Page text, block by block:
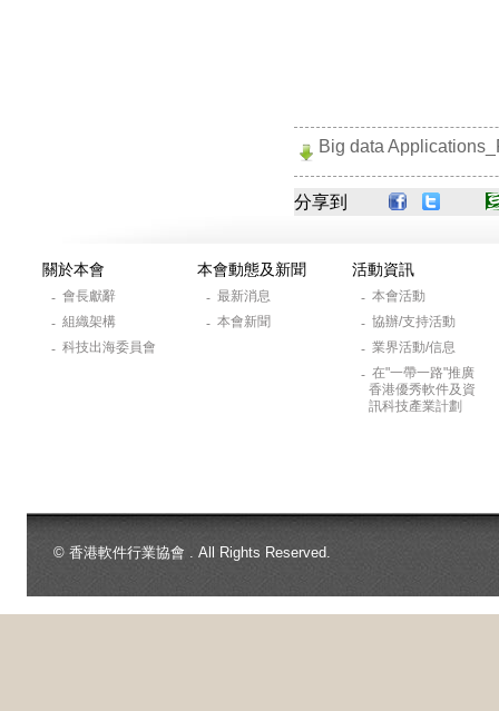
Big data
分享到
關於本會
- 會長獻辭
- 組織架構
- 科技出海委員會
本會動態及新聞
- 最新消息
- 本會新聞
活動資訊
- 本會活動
- 協辦/支持活動
- 業界活動/信息
- 在"一帶一路"推廣
香港優秀軟件及資
訊科技產業計劃
© 香港軟件行業協會 . All Rights Reserved.